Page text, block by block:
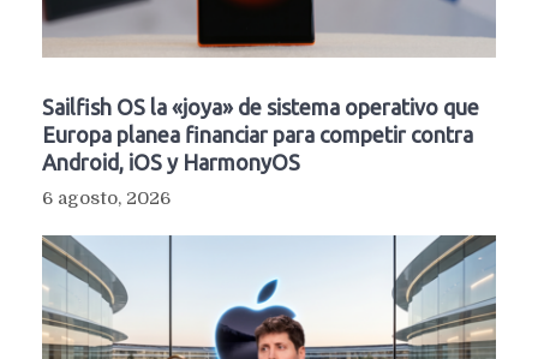
Sailfish OS la «joya» de sistema operativo que
Europa planea financiar para competir contra
Android, iOS y HarmonyOS
6 agosto, 2026